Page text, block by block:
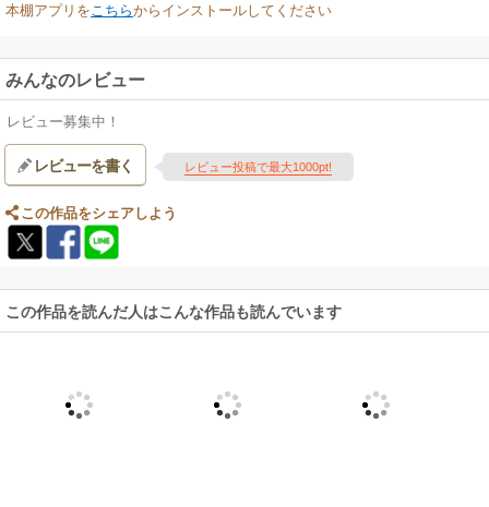
本棚アプリを こちらからインストールしてください
みんなのレビュー
レビュー募集中！
レビューを書く レビュー投稿で最大1000pt!
この作品をシェアしよう
この作品を読んだ人はこんな作品も読んでいます